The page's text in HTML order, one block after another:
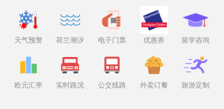
天气预警 荷兰潮汐 电子门票 优惠券 留学咨询
欧元汇率 实时路况 公交线路 外卖订餐 旅游定制